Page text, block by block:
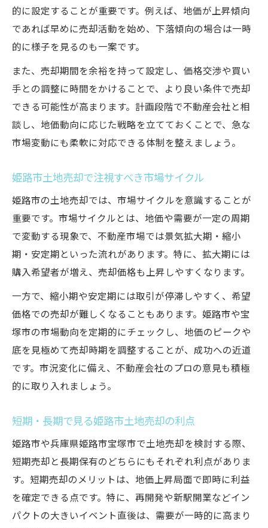
的に設定することが重要です。例えば、地価が上昇傾向
であれば早めに売却活動を始め、下落傾向の場合は一時
的に様子を見るのも一案です。
また、売却期間を余裕を持って設定し、価格交渉や買い
手との調整に時間をかけることで、より良い条件で売却
できる可能性が高まります。計画段階で不動産会社と相
談し、地価動向に応じた戦略を立てておくことで、急な
市場変動にも柔軟に対応できる体制を整えましょう。
姫路市土地売却で注視すべき市場サイクル
姫路市の土地売却では、市場サイクルを意識することが
重要です。市場サイクルとは、地価や需要が一定の周期
で変動する現象で、不動産市場では景気拡大期・縮小
期・安定期といった流れがあります。特に、拡大期には
購入希望者が増え、売却価格も上昇しやすくなります。
一方で、縮小期や安定期には取引が停滞しやすく、希望
価格での売却が難しくなることもあります。姫路市や宝
塚市の市場動向を定期的にチェックし、地価のピークや
底を見極めて売却時期を調整することが、成功への近道
です。市況変化に備え、不動産会社のプロの意見も積極
的に取り入れましょう。
短期・長期で見る姫路市土地売却の利点
姫路市や兵庫県姫路市宝塚市で土地売却を検討する際、
短期売却と長期保有のどちらにもそれぞれ利点がありま
す。短期売却のメリットは、地価上昇局面で即時に利益
を確定できる点です。特に、再開発や新駅開業などイン
パクトの大きいイベント直後は、需要が一時的に高まり